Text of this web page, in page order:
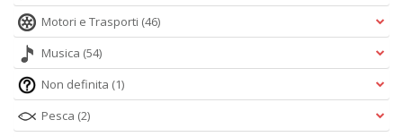
Motori e Trasporti (46)
Musica (54)
Non definita (1)
Pesca (2)